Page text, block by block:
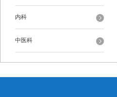
内科
中医科